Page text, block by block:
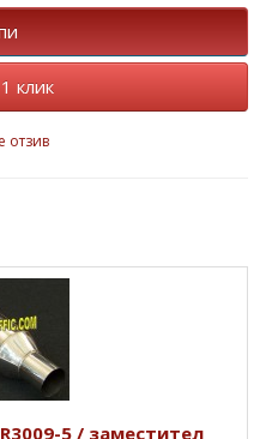
клик
отзив
5 / заместител